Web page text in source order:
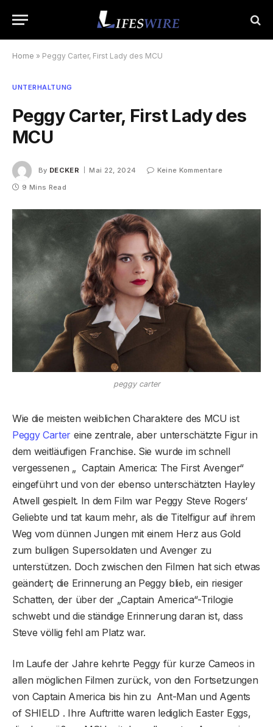
Home » Peggy Carter, First Lady des MCU
UNTERHALTUNG
Peggy Carter, First Lady des
MCU
By DECKER Mai 22, 2024
Keine Kommentare
9 Mins Read
peggy carter
Wie die meisten weiblichen Charaktere des MCU ist
Peggy Carter eine zentrale, aber unterschätzte Figur in
dem weitläufigen Franchise. Sie wurde im schnell
vergessenen „ Captain America: The First Avenger“
eingeführt und von der ebenso unterschätzten Hayley
Atwell gespielt. In dem Film war Peggy Steve Rogers‘
Geliebte und tat kaum mehr, als die Titelfigur auf ihrem
Weg vom dünnen Jungen mit einem Herz aus Gold
zum bulligen Supersoldaten und Avenger zu
unterstützen. Doch zwischen den Filmen hat sich etwas
geändert; die Erinnerung an Peggy blieb, ein riesiger
Schatten, der über der „Captain America“-Trilogie
schwebt und die ständige Erinnerung daran ist, dass
Steve völlig fehl am Platz war.
Im Laufe der Jahre kehrte Peggy für kurze Cameos in
allen möglichen Filmen zurück, von den Fortsetzungen
von Captain America bis hin zu Ant-Man und Agents
of SHIELD . Ihre Auftritte waren lediglich Easter Eggs,